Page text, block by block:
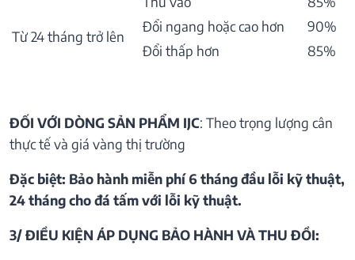
Từ 24 tháng trở lên
Đổi ngang hoặc cao hơn
90%
Đổi thấp hơn
85%
ĐỐI VỚI DÒNG SẢN PHẨM IJC: Theo trọng lượng cân
thực tế và giá vàng thị trường
Đặc biệt: Bảo hành miễn phí 6 tháng đầu lỗi kỹ thuật,
24 tháng cho đá tấm với lỗi kỹ thuật.
3/ ĐIỀU KIỆN ÁP DỤNG BẢO HÀNH VÀ THU ĐỒI: